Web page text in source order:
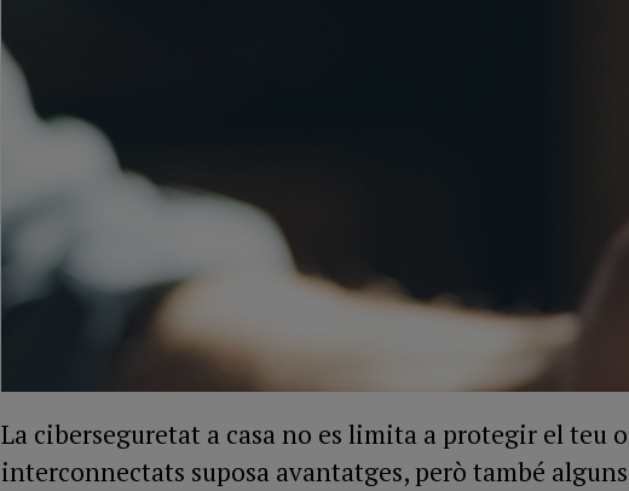
La ciberseguretat a casa no es limita a protegir el teu
interconnectats suposa avantatges, però també